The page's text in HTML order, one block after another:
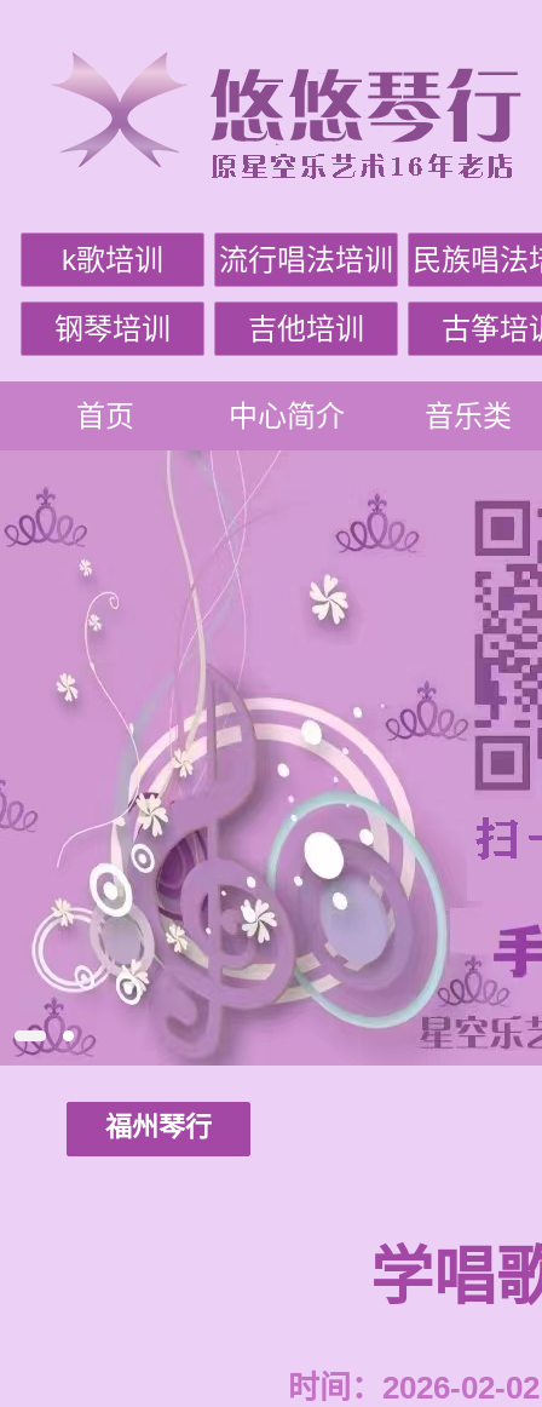
k歌培训 流行唱法培训 民族唱法
钢琴培训 吉他培训 古筝培
首页 中心简介 音乐类
福州琴行
学唱
时间：2026-02-